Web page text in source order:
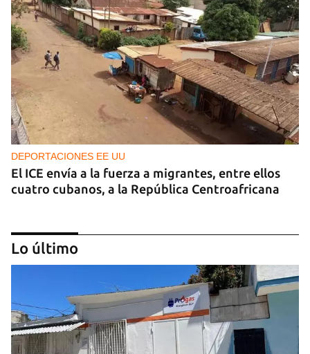
DEPORTACIONES EE UU
El ICE envía a la fuerza a migrantes, entre ellos
cuatro cubanos, a la República Centroafricana
Lo último